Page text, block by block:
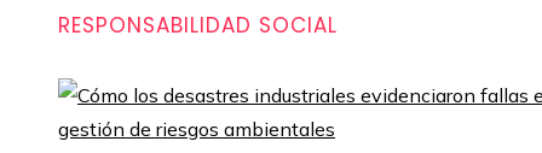
RESPONSABILIDAD SOCIAL